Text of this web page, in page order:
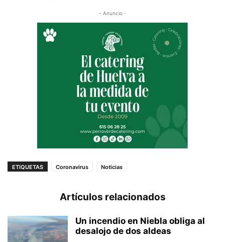
- Anuncio -
ETIQUETAS Coronavirus Noticias
Artículos relacionados
Un incendio en Niebla obliga al
desalojo de dos aldeas